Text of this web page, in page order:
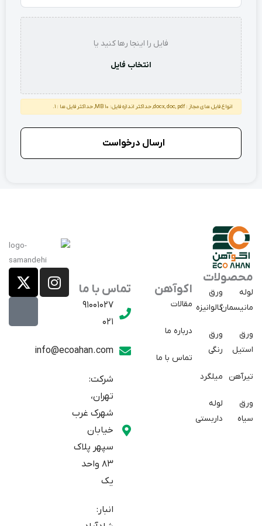
استعلام
فایل را اینجا رها کنید یا
انتخاب فایل
انواع فایل های مجاز : docx, doc, pdf, حداکثر اندازه فایل: 10 MB, حداکثر فایل ها : 1.
محصولات
لوله
مانیسمان
ورق
استیل
تیرآهن
ورق
سیاه
ورق
گالوانیزه
ورق
رنگی
میلگرد
لوله
داربستی
اکوآهن
مقالات
درباره ما
تماس با ما
تماس با ما
91001027
021
info@ecoahan.com
شرکت:
تهران،
شهرک غرب
خیابان
سپهر پلاک
83 واحد
یک
انبار:
I
n
g
X
-
E
a